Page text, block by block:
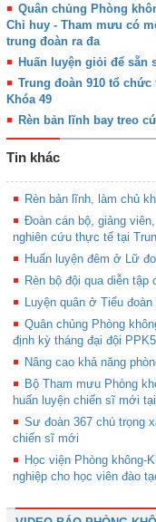
Quân chủng Phòng
Chỉ huy - Tham mưu có
trung đoàn ra đa
Huấn luyện giỏi để sẵn
Trung đoàn 910 tổ
Khóa 49
Rèn bản lĩnh bay treo
Tin khác
Rèn bản lĩnh, làm chủ
Đoàn cán bộ, giảng
nghiên cứu thực tế tại
Huấn luyện đêm ở Lữ
Rèn bộ đội qua diễn tập
Luyện quân ở Tiểu đoàn
Quân chủng Phòng
định kỳ tháng đại đội
Nâng cao khả năng
Bộ Tham mưu Phòng
huấn luyện chiến sĩ mới
Sư đoàn 367 chú trọng
chiến sĩ mới
Học viện Phòng không-
nghiệp cho học viên đào